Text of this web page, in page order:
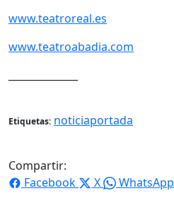
www.teatroreal.es
www.teatroabadia.com
Etiquetas: noticiaportada
Compartir:
Facebook
X WhatsApp